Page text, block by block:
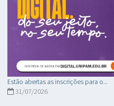
Estão abertas as inscrições para o...
31/07/2026